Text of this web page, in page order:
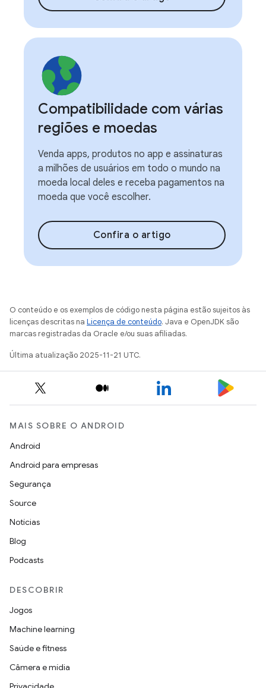
Compatibilidade com várias
regiões e moedas
Venda apps, produtos no app e assinaturas
a milhões de usuários em todo o mundo na
moeda local deles e receba pagamentos na
moeda que você escolher.
Confira o artigo
O conteúdo e os exemplos de código nesta página estão sujeitos às
licenças descritas na Licença de conteúdo. Java e OpenJDK são
marcas registradas da Oracle e/ou suas afiliadas.
Última atualização 2025-11-21 UTC.
MAIS SOBRE O ANDROID
Android
Android para empresas
Segurança
Source
Notícias
Blog
Podcasts
DESCOBRIR
Jogos
Machine learning
Saúde e fitness
Câmera e mídia